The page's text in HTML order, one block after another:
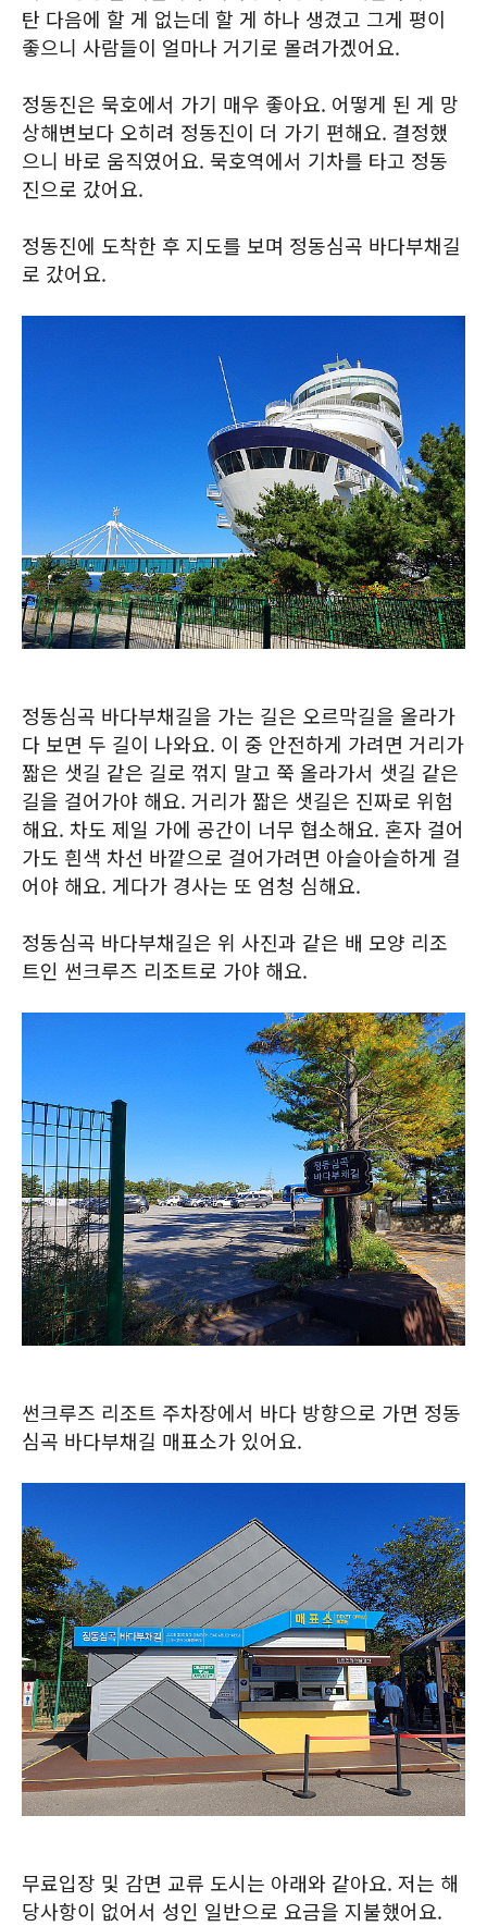
탄 다음에 할 게 없는데 할 게 하나 생겼고 그게 평이
좋으니 사람들이 얼마나 거기로 몰려가겠어요.
정동진은 묵호에서 가기 매우 좋아요. 어떻게 된 게 망
상해변보다 오히려 정동진이 더 가기 편해요. 결정했
으니 바로 움직였어요. 묵호역에서 기차를 타고 정동
진으로 갔어요.
정동진에 도착한 후 지도를 보며 정동심곡 바다부채길
로 갔어요.
정동심곡 바다부채길을 가는 길은 오르막길을 올라가
다 보면 두 길이 나와요. 이 중 안전하게 가려면 거리가
짧은 샛길 같은 길로 꺾지 말고 쭉 올라가서 샛길 같은
길을 걸어가야 해요. 거리가 짧은 샛길은 진짜로 위험
해요. 차도 제일 가에 공간이 너무 협소해요. 혼자 걸어
가도 흰색 차선 바깥으로 걸어가려면 아슬아슬하게 걸
어야 해요. 게다가 경사는 또 엄청 심해요.
정동심곡 바다부채길은 위 사진과 같은 배 모양 리조
트인 썬크루즈 리조트로 가야 해요.
썬크루즈 리조트 주차장에서 바다 방향으로 가면 정동
심곡 바다부채길 매표소가 있어요.
무료입장 및 감면 교류 도시는 아래와 같아요. 저는 해
당사항이 없어서 성인 일반으로 요금을 지불했어요.